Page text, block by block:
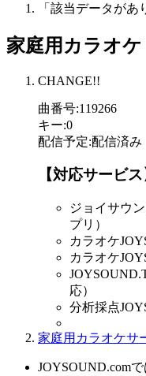
「該当データがあ
家庭用カラオケ
CHANGE!!
曲番号:119266
キー:0
配信予定:配信済み
【対応サービス
ジョイサウ
プリ）
カラオケ
カラオケ
応）
分析採点
家庭用カラオケサ
JOYSOUND.com